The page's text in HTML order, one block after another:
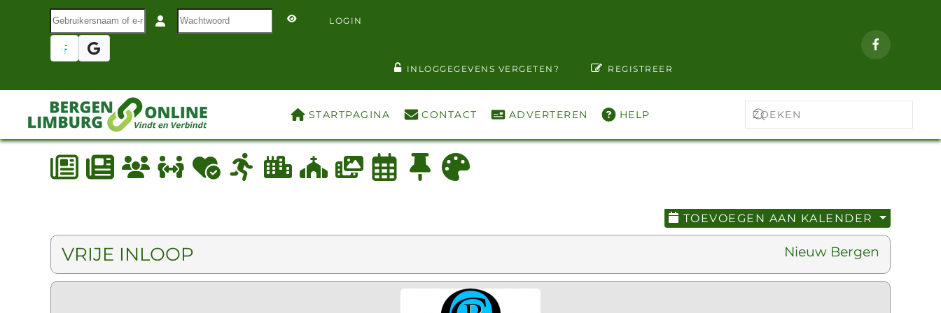
Terug naar hoofdinhoud
Gebruikersnaam of e-mail
LOGIN
INLOGGEGEVENS VERGETEN? REGISTREER
STARTPAGINA CONTACT ADVERTEREN HELP
TOEVOEGEN AAN KALENDER
VRIJE INLOOP Nieuw Bergen